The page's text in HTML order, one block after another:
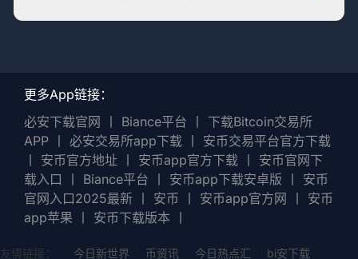
更多App链接：
必安下载官网
Biance平台
下载Bitcoin交易所
APP
必安交易所app下载
安币交易平台官方下载
安币官方地址 安币app官方下载
安币官网下
载入口
Biance平台 安币app下载安卓版
安币
官网入口2025最新
安币 安币app官方网
安币
app苹果
安币下载版本
友情链接： 今日新世界 币资讯 今日热点汇
bi安下载